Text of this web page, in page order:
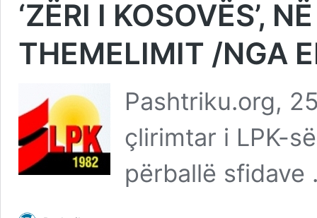
‘ZËRI I KOSOVËS’,
THEMELIMIT /NGA
Pashtriku.org,
çlirimtar i LPK-
përballë